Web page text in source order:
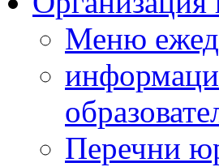
Меню
Перечни